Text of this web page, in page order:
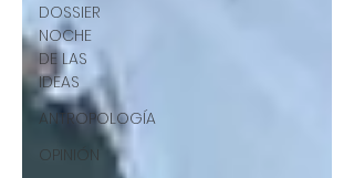
DOSSIER
NOCHE
DE LAS
IDEAS
ANTROPOLOGÍA
OPINIÓN